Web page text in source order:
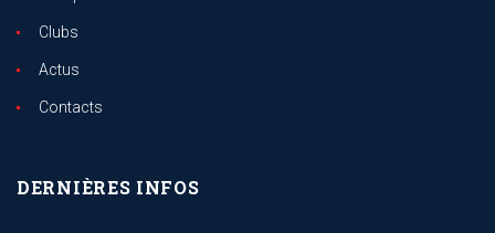
Clubs
Actus
Contacts
DERNIÈRES INFOS